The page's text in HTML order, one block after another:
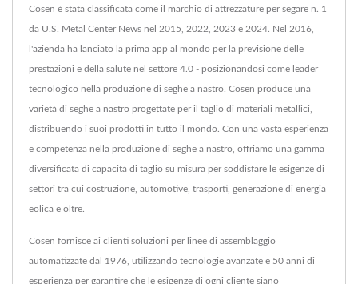
Cosen è stata classificata come il marchio di attrezzature per segare n. 1
da U.S. Metal Center News nel 2015, 2022, 2023 e 2024. Nel 2016,
l'azienda ha lanciato la prima app al mondo per la previsione delle
prestazioni e della salute nel settore 4.0 - posizionandosi come leader
tecnologico nella produzione di seghe a nastro. Cosen produce una
varietà di seghe a nastro progettate per il taglio di materiali metallici,
distribuendo i suoi prodotti in tutto il mondo. Con una vasta esperienza
e competenza nella produzione di seghe a nastro, offriamo una gamma
diversificata di capacità di taglio su misura per soddisfare le esigenze di
settori tra cui costruzione, automotive, trasporti, generazione di energia
eolica e oltre.
Cosen fornisce ai clienti soluzioni per linee di assemblaggio
automatizzate dal 1976, utilizzando tecnologie avanzate e 50 anni di
esperienza per garantire che le esigenze di ogni cliente siano